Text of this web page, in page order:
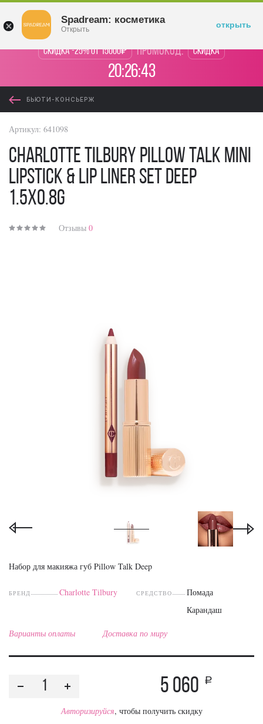
Скидка -25% от 15000₽ промокод: Скидка
20:26:43
БЬЮТИ-КОНСЬЕРЖ
Артикул: 641098
Charlotte Tilbury Pillow Talk Mini
Lipstick & Lip Liner Set Deep
1.5x0.8g
Отзывы 0
Набор для макияжа губ Pillow Talk Deep
БРЕНД Charlotte Tilbury СРЕДСТВО
Помада
Карандаш
Варианты оплаты Доставка по миру
5 060 a
Авторизируйся, чтобы получить скидку
Spadream: косметика
Открыть открыть